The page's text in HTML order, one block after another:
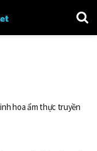
hoa ẩm thực truyền